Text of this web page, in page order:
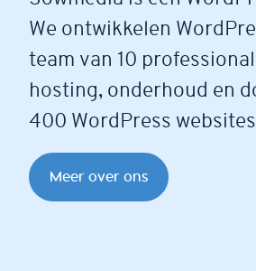
We ontwikkelen
team van 10
hosting, onderhoud en
400 WordPress
Meer over ons